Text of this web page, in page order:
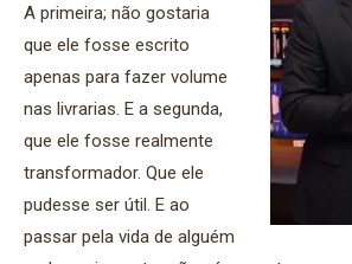
A primeira; não gostaria
que ele fosse escrito
apenas para fazer volume
nas livrarias. E a segunda,
que ele fosse realmente
transformador. Que ele
pudesse ser útil. E ao
passar pela vida de alguém